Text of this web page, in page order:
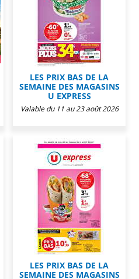
LES PRIX BAS DE LA
SEMAINE DES MAGASINS
U EXPRESS
Valable du 11 au 23 août 2026
LES PRIX BAS DE LA
SEMAINE DES MAGASINS